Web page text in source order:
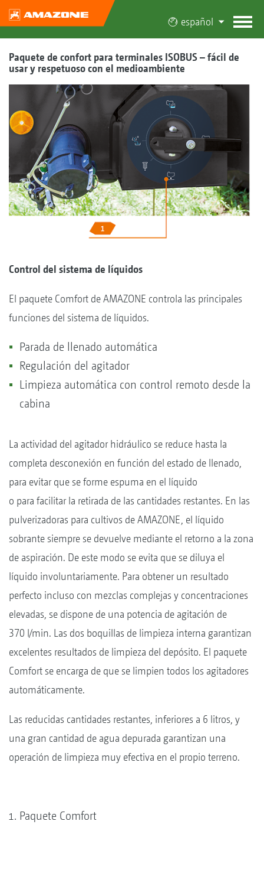
español
Paquete de confort para terminales ISOBUS – fácil de
usar y respetuoso con el medioambiente
Control del sistema de líquidos
El paquete Comfort de AMAZONE controla las principales
funciones del sistema de líquidos.
Parada de llenado automática
Regulación del agitador
Limpieza automática con control remoto desde la
cabina
La actividad del agitador hidráulico se reduce hasta la
completa desconexión en función del estado de llenado,
para evitar que se forme espuma en el líquido
o para facilitar la retirada de las cantidades restantes. En las
pulverizadoras para cultivos de AMAZONE, el líquido
sobrante siempre se devuelve mediante el retorno a la zona
de aspiración. De este modo se evita que se diluya el
líquido involuntariamente. Para obtener un resultado
perfecto incluso con mezclas complejas y concentraciones
elevadas, se dispone de una potencia de agitación de
370 l/min. Las dos boquillas de limpieza interna garantizan
excelentes resultados de limpieza del depósito. El paquete
Comfort se encarga de que se limpien todos los agitadores
automáticamente.
Las reducidas cantidades restantes, inferiores a 6 litros, y
una gran cantidad de agua depurada garantizan una
operación de limpieza muy efectiva en el propio terreno.
Paquete Comfort